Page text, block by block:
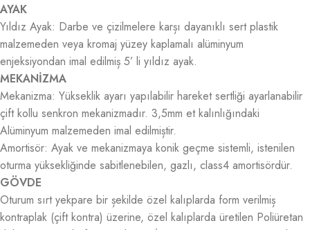
AYAK
Yıldız Ayak: Darbe ve çizilmelere karșı dayanıklı sert plastik
malzemeden veya kromaj yüzey kaplamalı alüminyum
enjeksiyondan imal edilmiș 5’ li yıldız ayak.
MEKANİZMA
Mekanizma: Yükseklik ayarı yapılabilir hareket sertliği ayarlanabilir
çift kollu senkron mekanizmadır. 3,5mm et kalınlığındaki
Alüminyum malzemeden imal edilmiștir.
Amortisör: Ayak ve mekanizmaya konik geçme sistemli, istenilen
oturma yüksekliğinde sabitlenebilen, gazlı, class4 amortisördür.
GÖVDE
Oturum sırt yekpare bir șekilde özel kalıplarda form verilmiș
kontraplak (çift kontra) üzerine, özel kalıplarda üretilen Poliüretan